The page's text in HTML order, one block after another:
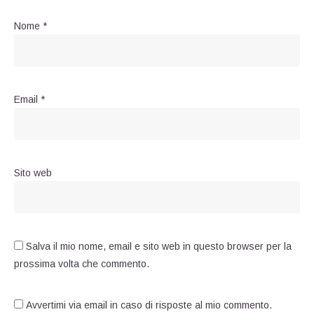
Nome *
Email *
Sito web
Salva il mio nome, email e sito web in questo browser per la
prossima volta che commento.
Avvertimi via email in caso di risposte al mio commento.